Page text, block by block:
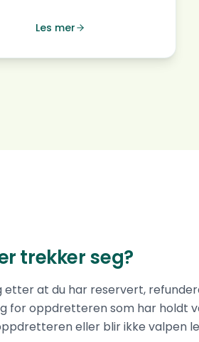
Les mer
trekker seg?
etter at du har reservert,
for oppdretteren som har holdt
eller blir ikke valpen